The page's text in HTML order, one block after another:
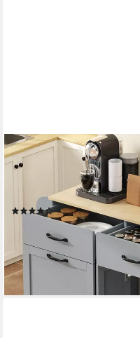
HAUSS SPOLE
Sideboard mit
Gewürzregal,Grau
Abfallbehälterfach), für
(1)
UVP338,99 €
-26%
lieferbar - in 4-5 Werktagen bei